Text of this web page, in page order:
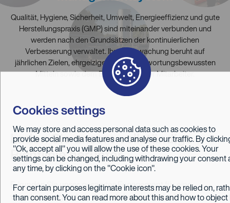
Qualität, Hygiene, Sicherheit, Umwelt, Energieeffizienz und gute
Herstellungspraxis (GMP) sind miteinander verbunden und
werden nach den Grundsätzen der kontinuierlichen
Verbesserung verwaltet. Ihre Überwachung beruht auf
jährlichen Zielen, ehrgeizigen und verantwortungsbewussten
Mitteln sowie dem Engagement der Mitarbeiter.
Laden Sie unsere vollständige
Richtlinie herunter
Erkunden Sie unser gesamtes Engagement für eine
verantwortungsvollere Zukunft. Laden Sie das PDF
Cookies settings
We may store and access personal data such as cookies to
provide social media features and analyse our traffic. By
"Ok, accept all" you will allow the use of these cookies. Your
settings can be changed, including withdrawing your consent
any time, by clicking on the "Cookie icon".
For certain purposes legitimate interests may be relied on,
than consent. You can read more about this and how to object